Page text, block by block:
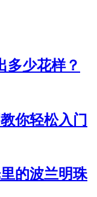
多少花样？
你轻松入门
的波兰明珠